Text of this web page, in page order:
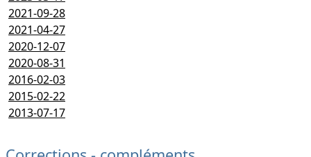
2021-09-28
2021-04-27
2020-12-07
2020-08-31
2016-02-03
2015-02-22
2013-07-17